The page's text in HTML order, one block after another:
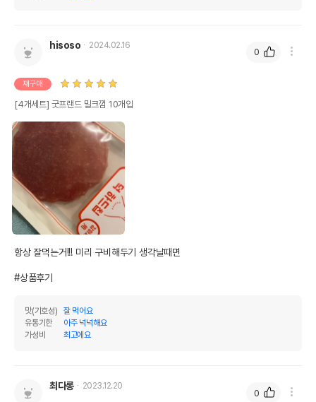
hisoso 2024.02.16
재구매
[4개세트] 굿프랜드 밀크껌 10개입
항상 잘먹는거!!! 미리 구비해두기 생각날때면
#상품후기
맛(기호성)
잘 먹어요
유통기한
아주 넉넉해요
가성비
최고에요
0
최다롱 2023.12.20
0